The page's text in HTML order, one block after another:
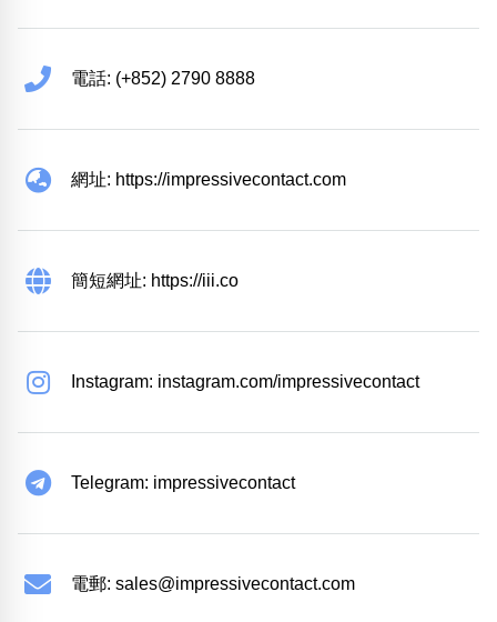
電話: (+852) 2790 8888
網址: https://impressivecontact.com
簡短網址: https://iii.co
Instagram: instagram.com/impressivecontact
Telegram: impressivecontact
電郵: sales@impressivecontact.com